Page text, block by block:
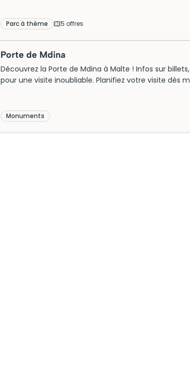
Parc à thème 5 offres
Porte de Mdina
Découvrez la Porte de Mdina à Malte ! Infos sur
pour une visite inoubliable. Planifiez votre visite dès
Monuments